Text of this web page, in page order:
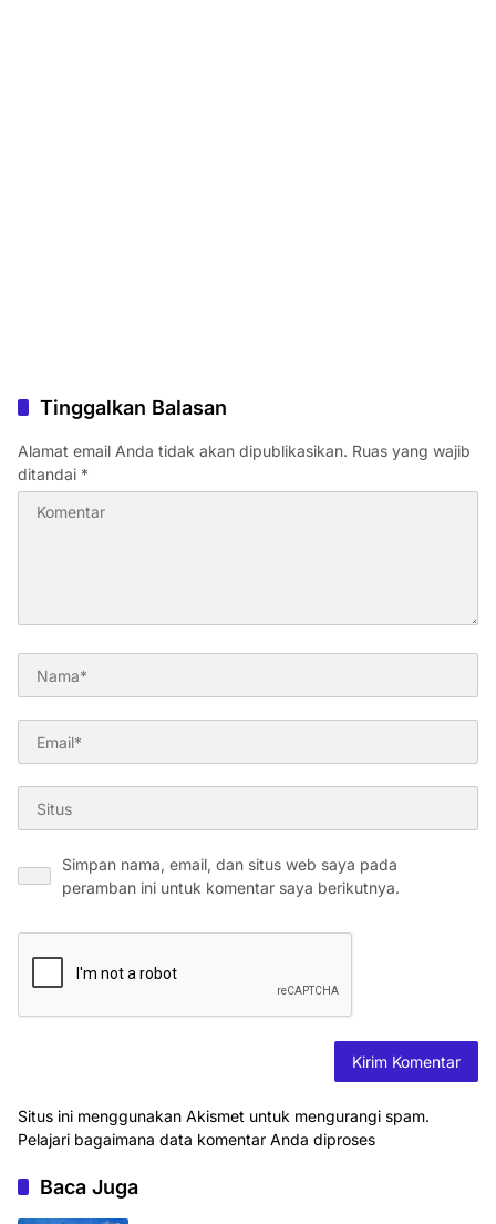
Tinggalkan Balasan
Alamat email Anda tidak akan dipublikasikan. Ruas yang wajib
ditandai *
Simpan nama, email, dan situs web saya pada
peramban ini untuk komentar saya berikutnya.
Situs ini menggunakan Akismet untuk mengurangi spam.
Pelajari bagaimana data komentar Anda diproses
Baca Juga